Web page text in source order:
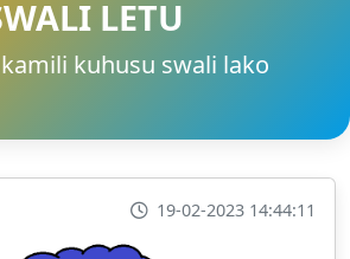
LETU
kuhusu swali lako
19-02-2023 14:44:11